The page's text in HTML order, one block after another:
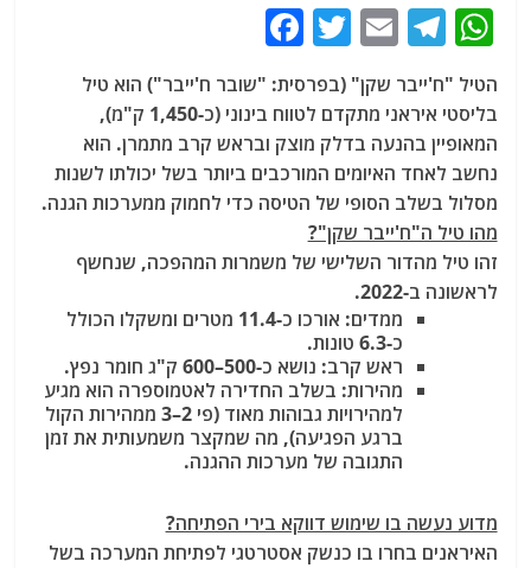
W
h
at
s
A
p
p
T
e
g
ra
m
E
m
ai
l
T
itt
er
a
c
e
b
o
o
הטיל "ח'ייבר שקן" (בפרסית: "שובר ח'ייבר") הוא טיל
בליסטי איראני מתקדם לטווח בינוני (כ-1,450 ק"מ),
המאופיין בהנעה בדלק מוצק ובראש קרב מתמרן. הוא
נחשב לאחד האיומים המורכבים ביותר בשל יכולתו לשנות
מסלול בשלב הסופי של הטיסה כדי לחמוק ממערכות הגנה.
מהו טיל ה"ח'ייבר שקן"?
זהו טיל מהדור השלישי של משמרות המהפכה, שנחשף
לראשונה ב-2022.
ממדים:
אורכו כ-11.4 מטרים ומשקלו הכולל
כ-6.3 טונות.
ראש קרב: נושא כ-500–600 ק"ג חומר נפץ.
מהירות: בשלב החדירה לאטמוספרה הוא מגיע
למהירויות גבוהות מאוד (פי 2–3 ממהירות הקול
ברגע הפגיעה), מה שמקצר משמעותית את זמן
התגובה של מערכות ההגנה.
מדוע נעשה בו שימוש דווקא בירי הפתיחה?
האיראנים בחרו בו כנשק אסטרטגי לפתיחת המערכה בשל